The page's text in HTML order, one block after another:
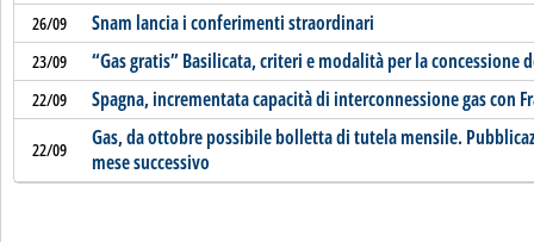
26/09 Snam lancia i conferimenti straordinari
23/09 “Gas gratis” Basilicata, criteri e modalità per la concessione
22/09 Spagna, incrementata capacità di interconnessione gas con
22/09
Gas, da ottobre possibile bolletta di tutela mensile.
mese successivo